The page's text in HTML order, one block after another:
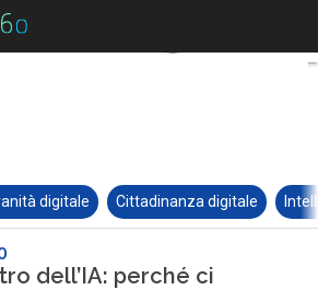
digitale Cittadinanza digitale
dell’IA: perché ci